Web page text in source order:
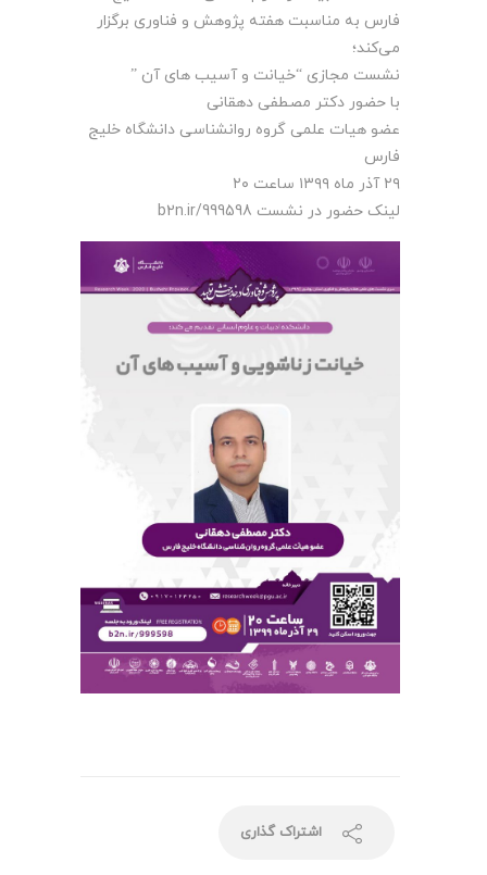
فارس به مناسبت هفته پژوهش و فناوری برگزار
می‌کند؛
نشست مجازی “خیانت و آسیب های آن ”
با حضور دکتر مصطفی دهقانی
عضو هیات علمی گروه روانشناسی دانشگاه خلیج
فارس
۲۹ آذر ماه ۱۳۹۹ ساعت ۲۰
لینک حضور در نشست b2n.ir/999598
اشتراک گذاری